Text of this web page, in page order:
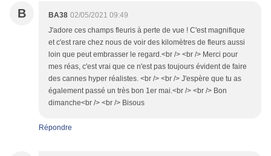
B BA38 02/05/2021 09:49
J'adore ces champs fleuris à perte de vue ! C'est magnifique
et c'est rare chez nous de voir des kilomètres de fleurs aussi
loin que peut embrasser le regard.<br /> <br /> Merci pour
mes réas, c'est vrai que ce n'est pas toujours évident de faire
des cannes hyper réalistes. <br /> <br /> J'espère que tu as
également passé un très bon 1er mai.<br /> <br /> Bon
dimanche<br /> <br /> Bisous
Répondre